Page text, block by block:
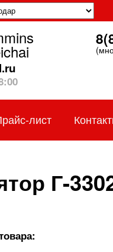
лист
Г-